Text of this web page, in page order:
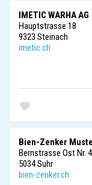
IMETIC WARHA AG
Hauptstrasse 18
9323 Steinach
imetic.ch
Bien-Zenker
Bernstrasse Ost Nr.
5034 Suhr
bien-zenker.ch